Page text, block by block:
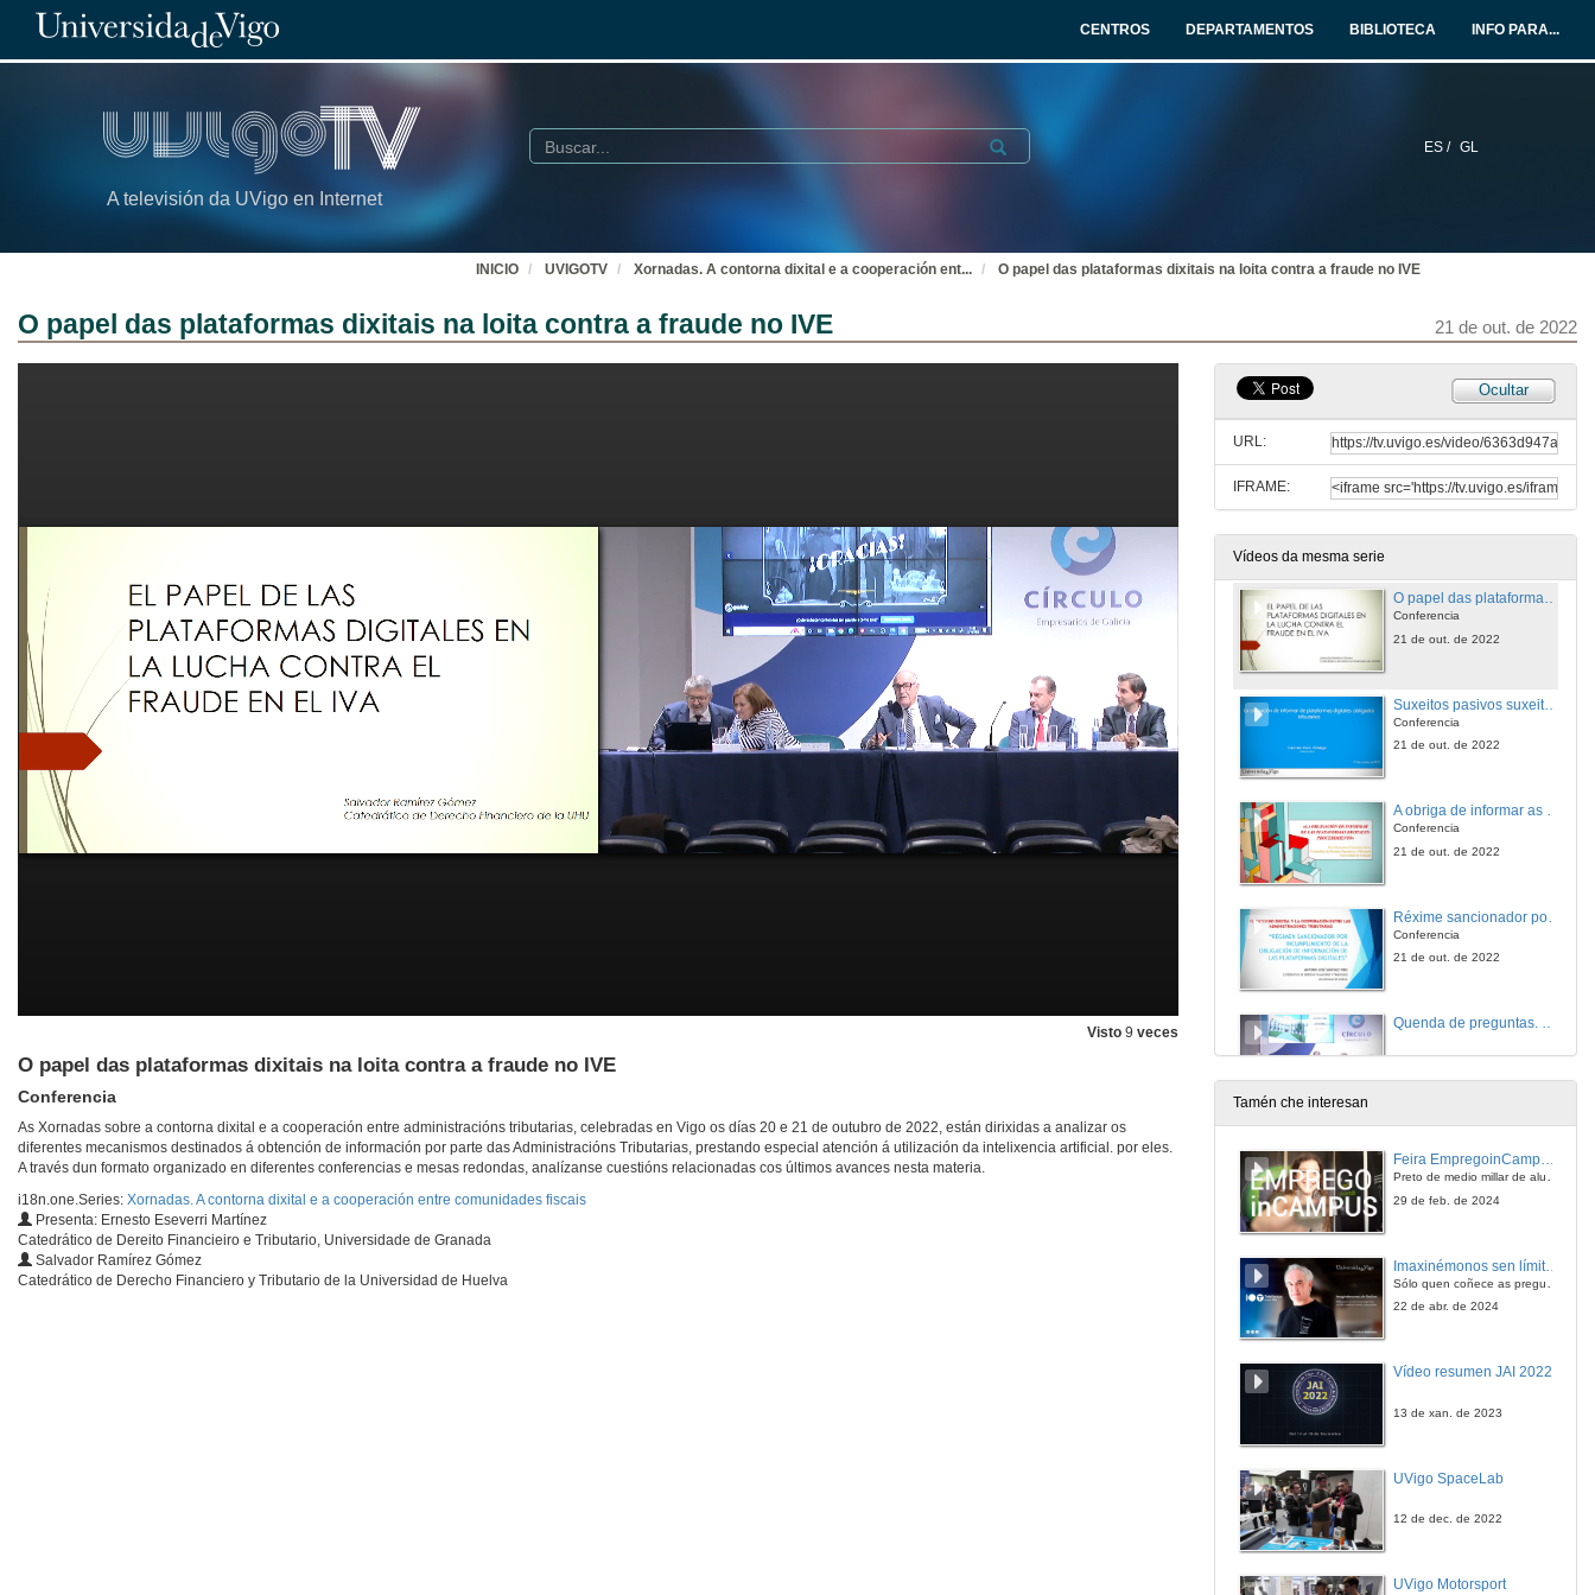
CENTROS DEPARTAMENTOS BIBLIOTECA INFO PARA...
A televisión da UVigo en Internet
ES / GL
Buscar Submit
INICIO UVIGOTV Xornadas. A contorna dixital e a cooperación ent... O papel das plataformas dixitais na loita contra a fraude no IVE
O papel das plataformas dixitais na loita contra a fraude no IVE 21 de out. de 2022
Visto 9 veces
O papel das plataformas dixitais na loita contra a fraude no IVE
Conferencia
As Xornadas sobre a contorna dixital e a cooperación entre administracións tributarias, celebradas en Vigo os días 20 e 21 de outubro de 2022, están dirixidas a analizar os
diferentes mecanismos destinados á obtención de información por parte das Administracións Tributarias, prestando especial atención á utilización da intelixencia artificial. por eles.
A través dun formato organizado en diferentes conferencias e mesas redondas, analízanse cuestións relacionadas cos últimos avances nesta materia.
i18n.one.Series: Xornadas. A contorna dixital e a cooperación entre comunidades fiscais
Presenta: Ernesto Eseverri Martínez
Catedrático de Dereito Financieiro e Tributario, Universidade de Granada
Salvador Ramírez Gómez
Catedrático de Derecho Financiero y Tributario de la Universidad de Huelva
Ocultar
URL:
IFRAME:
Vídeos da mesma serie
Intelixencia artificial nos impostos aduaneiros
20 de out. de 2022
O intercambio automático e espontáneo de información fiscal dentro da UE e no marco da OCDE
Conferencia
Inspeccións conxuntas entre os distintos Estados membros e a dereitos e garantías dos contribuíntes
Conferencia
20 de out. de 2022
O papel das plataformas dixitais na loita contra a fraude no IVE
Conferencia
21 de out. de 2022
Conferencia
21 de out. de 2022
A obriga de informar as plataformas dixitais: procedemento
Conferencia
21 de out. de 2022
Conferencia
21 de out. de 2022
Quenda de preguntas. Mesa Redonda: Obrigas de información das plataformas dixitais
A loita contra a Fraude Fiscal dende o punto de vista da Intelixencia Artificial
21 de out. de 2022
21 de out. de 2022
21 de out. de 2022
Tamén che interesan
Feira EmpregoinCampus Vigo 2024
Preto de medio millar de alumnas e alumnos buscan coñecer máis de preto as oportunidades que lles achegan as arredor de medio cento de empresas que participan na edición viguesa da feira. Xunto coa visita aos stands, durante a feria desenvólvense varias actividades complementarias, como obradoiros, conversas, mesas redondas ou o pasaporte de empregabilidade, un espazo no que poderán recibir asesoramento sobre o seu CV.
29 de feb. de 2024
Sólo quen coñece as preguntas pode imaxinar novas respostas
22 de abr. de 2024
Vídeo resumen JAI 2022
13 de xan. de 2023
UVigo SpaceLab
12 de dec. de 2022
UVigo Motorsport